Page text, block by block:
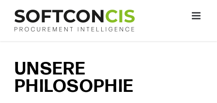
Inhalt
springen
UNSERE
PHILOSOPHIE